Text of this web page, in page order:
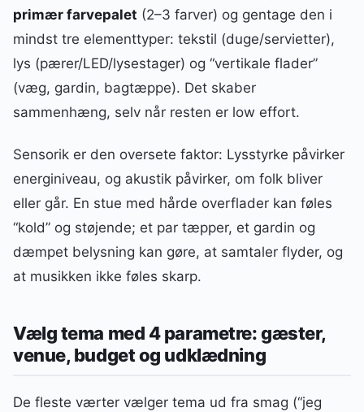
primær farvepalet (2–3 farver) og gentage den i
mindst tre elementtyper: tekstil (duge/servietter),
lys (pærer/LED/lysestager) og “vertikale flader”
(væg, gardin, bagtæppe). Det skaber
sammenhæng, selv når resten er low effort.
Sensorik er den oversete faktor: Lysstyrke påvirker
energiniveau, og akustik påvirker, om folk bliver
eller går. En stue med hårde overflader kan føles
“kold” og støjende; et par tæpper, et gardin og
dæmpet belysning kan gøre, at samtaler flyder, og
at musikken ikke føles skarp.
Vælg tema med 4 parametre: gæster,
venue, budget og udklædning
De fleste værter vælger tema ud fra smag (“jeg